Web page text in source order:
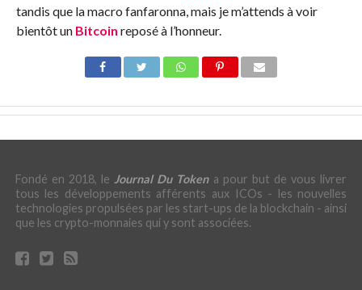
tandis que la macro fanfaronna, mais je m’attends à voir
bientôt un Bitcoin reposé à l’honneur.
Fondé en 2018, le Journal Du Tokena pour but de vous livrer
tous les développements afférents aux ICOs - les nouvelles
technologies propulsées par les start-ups de la blockchain - ainsi
que les crypto-monnaies qui y sont associées.